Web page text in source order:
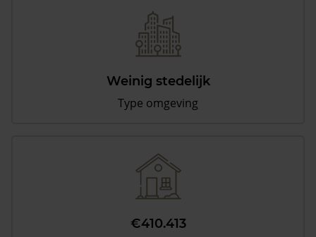
Weinig stedelijk
Type omgeving
€410.413